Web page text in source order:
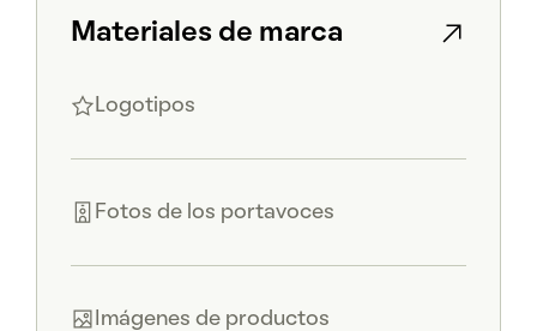
Materiales de marca
Logotipos
Fotos de los portavoces
Imágenes de productos